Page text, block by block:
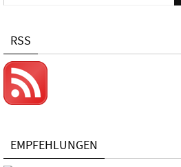
RSS
EMPFEHLUNGEN